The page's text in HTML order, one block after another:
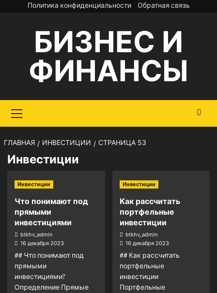
Перейти
содержимому
Политика конфиденциальности Обратная связь
БИЗНЕС И
ФИНАНСЫ
меню
ГЛАВНАЯ ИНВЕСТИЦИИ СТРАНИЦА 53
Инвестиции
Инвестиции
Что понимают под
прямыми
инвестициями
btkhv_admin
16 декабря 2023
## Что понимают под
прямыми
инвестициями?
Определение Прямые
Инвестиции
Как рассчитать
портфельные
инвестиции
btkhv_admin
16 декабря 2023
## Как рассчитать
портфельные
инвестиции
Портфельные